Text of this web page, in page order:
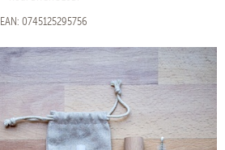
EAN: 0745125295756